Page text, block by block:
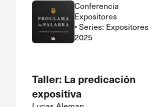
Conferencia
Expositores
• Series: Expositores
2025
Taller: La predicación
expositiva